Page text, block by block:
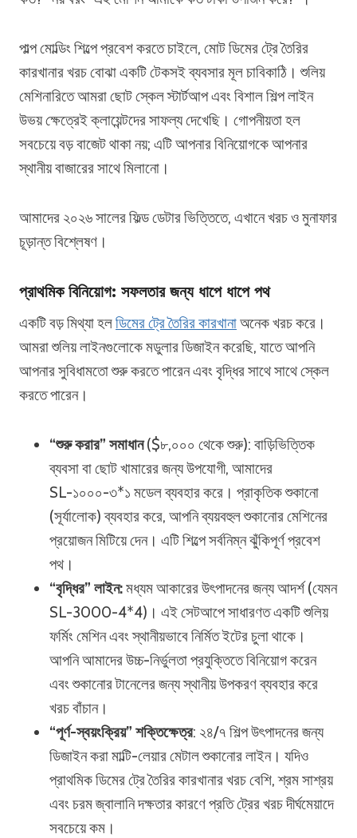
পাল্প মোল্ডিং শিল্পে প্রবেশ করতে চাইলে, মোট ডিমের ট্রে তৈরির
কারখানার খরচ বোঝা একটি টেকসই ব্যবসার মূল চাবিকাঠি। শুলিয়
মেশিনারিতে আমরা ছোট স্কেল স্টার্টআপ এবং বিশাল শিল্প লাইন
উভয় ক্ষেত্রেই ক্লায়েন্টদের সাফল্য দেখেছি। গোপনীয়তা হল
সবচেয়ে বড় বাজেট থাকা নয়; এটি আপনার বিনিয়োগকে আপনার
স্থানীয় বাজারের সাথে মিলানো।
আমাদের ২০২৬ সালের ফিল্ড ডেটার ভিত্তিতে, এখানে খরচ ও মুনাফার
চূড়ান্ত বিশ্লেষণ।
প্রাথমিক বিনিয়োগ: সফলতার জন্য ধাপে ধাপে পথ
একটি বড় মিথ্যা হলডিমের ট্রে তৈরির কারখানাঅনেক খরচ করে।
আমরা শুলিয় লাইনগুলোকে মডুলার ডিজাইন করেছি, যাতে আপনি
আপনার সুবিধামতো শুরু করতে পারেন এবং বৃদ্ধির সাথে সাথে স্কেল
করতে পারেন।
“শুরু করার” সমাধান($৮,০০০ থেকে শুরু): বাড়িভিত্তিক
ব্যবসা বা ছোট খামারের জন্য উপযোগী, আমাদের
SL-১০০০-৩*১ মডেল ব্যবহার করে। প্রাকৃতিক শুকানো
(সূর্যালোক) ব্যবহার করে, আপনি ব্যয়বহুল শুকানোর মেশিনের
প্রয়োজন মিটিয়ে দেন। এটি শিল্পে সর্বনিম্ন ঝুঁকিপূর্ণ প্রবেশ
পথ।
“বৃদ্ধির” লাইন:মধ্যম আকারের উৎপাদনের জন্য আদর্শ (যেমন
SL-3000-4*4)। এই সেটআপে সাধারণত একটি শুলিয়
ফর্মিং মেশিন এবং স্থানীয়ভাবে নির্মিত ইটের চুলা থাকে।
আপনি আমাদের উচ্চ-নির্ভুলতা প্রযুক্তিতে বিনিয়োগ করেন
এবং শুকানোর টানেলের জন্য স্থানীয় উপকরণ ব্যবহার করে
খরচ বাঁচান।
“পূর্ণ-স্বয়ংক্রিয়” শক্তিক্ষেত্র: ২৪/৭ শিল্প উৎপাদনের জন্য
ডিজাইন করা মাল্টি-লেয়ার মেটাল শুকানোর লাইন। যদিও
প্রাথমিক ডিমের ট্রে তৈরির কারখানার খরচ বেশি, শ্রম সাশ্রয়
এবং চরম জ্বালানি দক্ষতার কারণে প্রতি ট্রের খরচ দীর্ঘমেয়াদে
সবচেয়ে কম।